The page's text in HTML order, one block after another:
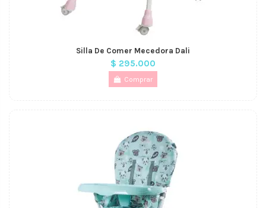
Silla De Comer Mecedora Dali
$ 295.000
Comprar